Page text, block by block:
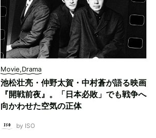
Movie,Drama
池松壮亮・仲野太賀・中村蒼が語る映画
『開戦前夜』。「日本必敗」でも戦争へ
向かわせた空気の正体
by ISO